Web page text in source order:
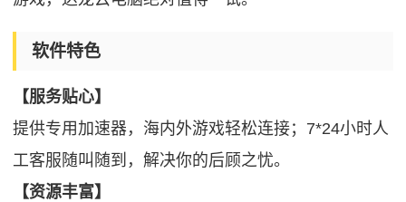
软件特色
【服务贴心】
提供专用加速器，海内外游戏轻松连接；7*24小时人
工客服随叫随到，解决你的后顾之忧。
【资源丰富】